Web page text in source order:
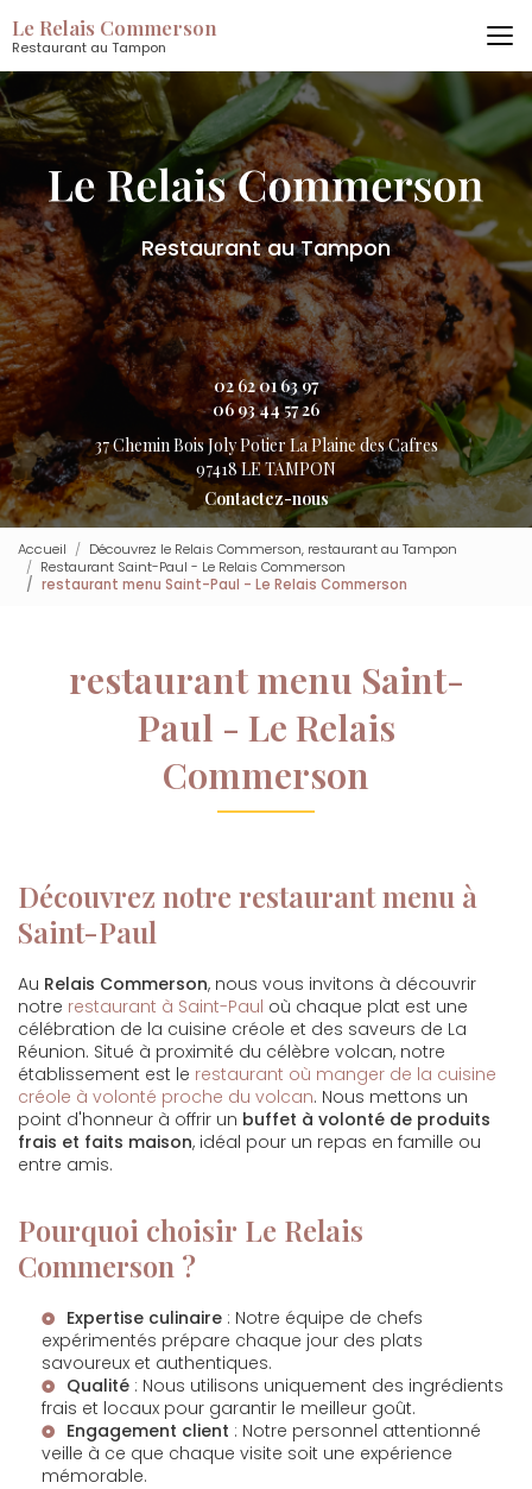
au
contenu
principal
Le Relais Commerson
Restaurant au Tampon
Restaurant au Tampon
02 62 01 63 97
06 93 44 57 26
37 Chemin Bois Joly PotierLa Plaine des Cafres
97418 LE TAMPON
Contactez-nous
Accueil
Découvrez le Relais Commerson, restaurant au Tampon
Restaurant Saint-Paul - Le Relais Commerson
restaurant menu Saint-Paul - Le Relais Commerson
restaurant menu Saint-
Paul - Le Relais
Commerson
Découvrez notre restaurant menu à
Saint-Paul
Au Relais Commerson, nous vous invitons à découvrir
notre restaurant à Saint-Paul où chaque plat est une
célébration de la cuisine créole et des saveurs de La
Réunion. Situé à proximité du célèbre volcan, notre
établissement est le restaurant où manger de la cuisine
créole à volonté proche du volcan. Nous mettons un
point d'honneur à offrir un buffet à volonté de produits
frais et faits maison, idéal pour un repas en famille ou
entre amis.
Pourquoi choisir Le Relais
Commerson ?
Expertise culinaire : Notre équipe de chefs
expérimentés prépare chaque jour des plats
savoureux et authentiques.
Qualité : Nous utilisons uniquement des ingrédients
frais et locaux pour garantir le meilleur goût.
Engagement client : Notre personnel attentionné
veille à ce que chaque visite soit une expérience
mémorable.